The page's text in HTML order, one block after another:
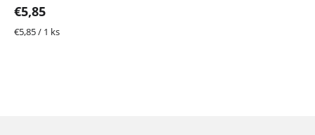
5
hviezdičiek.
€5,85
Jednotková
€5,85 / 1 ks